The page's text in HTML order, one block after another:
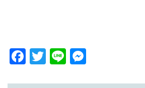
Facebook
TwitterLine